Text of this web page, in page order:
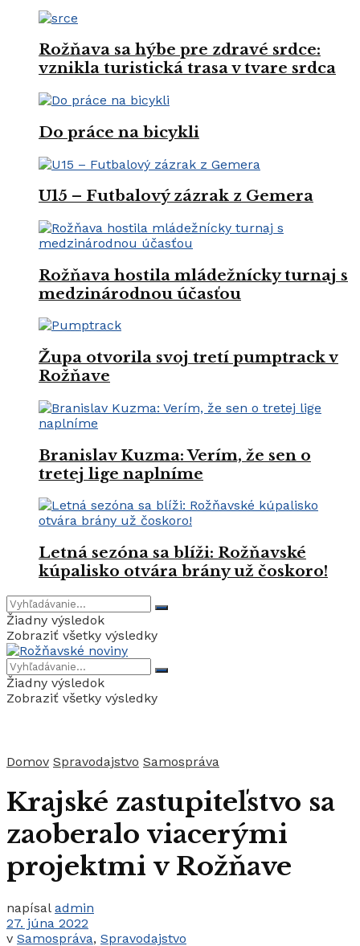
Rožňava sa hýbe pre zdravé srdce:
vznikla turistická trasa v tvare srdca
Do práce na bicykli
U15 – Futbalový zázrak z Gemera
Rožňava hostila mládežnícky turnaj s
medzinárodnou účasťou
Župa otvorila svoj tretí pumptrack v
Rožňave
Branislav Kuzma: Verím, že sen o
tretej lige naplníme
Letná sezóna sa blíži: Rožňavské
kúpalisko otvára brány už čoskoro!
Žiadny výsledok
Zobraziť všetky výsledky
Žiadny výsledok
Zobraziť všetky výsledky
Domov Spravodajstvo Samospráva
Krajské zastupiteľstvo sa
zaoberalo viacerými
projektmi v Rožňave
napísal admin
27. júna 2022
v Samospráva, Spravodajstvo